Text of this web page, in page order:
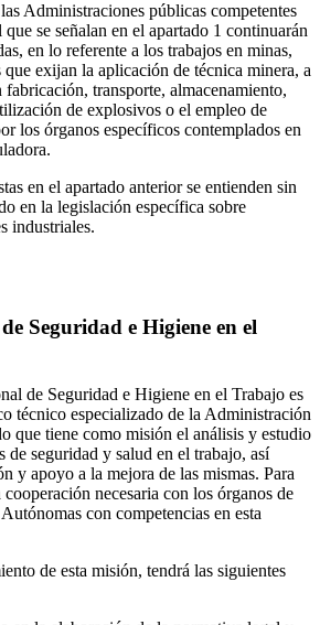
Administraciones públicas competentes
se señalan en el apartado 1 continuarán
en lo referente a los trabajos en minas,
que exijan la aplicación de técnica minera, a
transporte, almacenamiento,
de explosivos o el empleo de
los órganos específicos contemplados en
en el apartado anterior se entienden sin
en la legislación específica sobre
industriales.
Seguridad e Higiene en el
de Seguridad e Higiene en el Trabajo es
técnico especializado de la Administración
que tiene como misión el análisis y estudio
de seguridad y salud en el trabajo, así
y apoyo a la mejora de las mismas. Para
cooperación necesaria con los órganos de
con competencias en esta
de esta misión, tendrá las siguientes